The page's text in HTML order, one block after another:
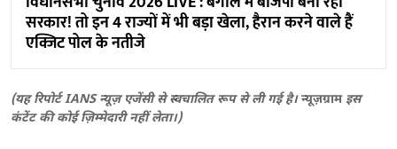
सरकार! तो इन 4 राज्यों में भी बड़ा खेला, हैरान करने वाले हैं
एक्जिट पोल के नतीजे
(यह रिपोर्ट IANS न्यूज़ एजेंसी से स्वचालित रूप से ली गई है।न्यूज़ग्राम इस
कंटेंट की कोई ज़िम्मेदारी नहीं लेता।)